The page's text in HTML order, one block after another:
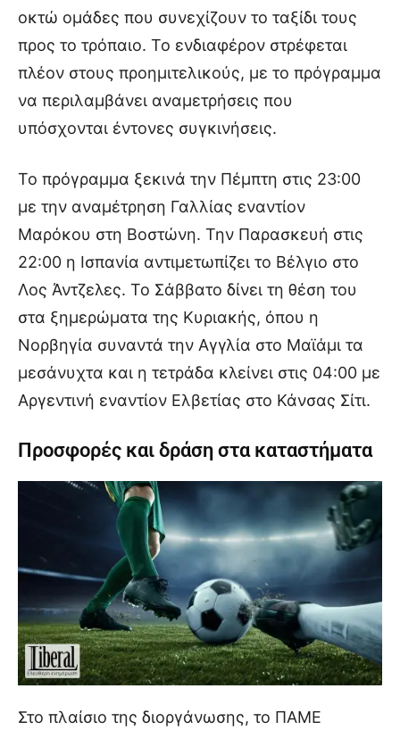
οκτώ ομάδες που συνεχίζουν το ταξίδι τους
προς το τρόπαιο. Το ενδιαφέρον στρέφεται
πλέον στους προημιτελικούς, με το πρόγραμμα
να περιλαμβάνει αναμετρήσεις που
υπόσχονται έντονες συγκινήσεις.
Το πρόγραμμα ξεκινά την Πέμπτη στις 23:00
με την αναμέτρηση Γαλλίας εναντίον
Μαρόκου στη Βοστώνη. Την Παρασκευή στις
22:00 η Ισπανία αντιμετωπίζει το Βέλγιο στο
Λος Άντζελες. Το Σάββατο δίνει τη θέση του
στα ξημερώματα της Κυριακής, όπου η
Νορβηγία συναντά την Αγγλία στο Μαϊάμι τα
μεσάνυχτα και η τετράδα κλείνει στις 04:00 με
Αργεντινή εναντίον Ελβετίας στο Κάνσας Σίτι.
Προσφορές και δράση στα καταστήματα
Στο πλαίσιο της διοργάνωσης, το ΠΑΜΕ